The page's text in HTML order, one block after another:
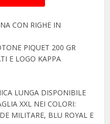
CON RIGHE IN
PIQUET 200 GR
E LOGO KAPPA
LUNGA DISPONIBILE
XXL NEI COLORI:
MILITARE, BLU ROYAL E